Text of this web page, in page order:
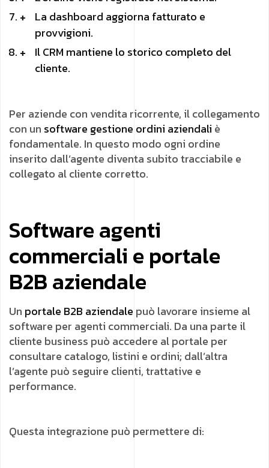
La dashboard aggiorna fatturato e
provvigioni.
Il CRM mantiene lo storico completo del
cliente.
Per aziende con vendita ricorrente, il collegamento
con un software gestione ordini aziendali è
fondamentale. In questo modo ogni ordine
inserito dall’agente diventa subito tracciabile e
collegato al cliente corretto.
Software agenti
commerciali e portale
B2B aziendale
Un portale B2B aziendale può lavorare insieme al
software per agenti commerciali. Da una parte il
cliente business può accedere al portale per
consultare catalogo, listini e ordini; dall’altra
l’agente può seguire clienti, trattative e
performance.
Questa integrazione può permettere di: